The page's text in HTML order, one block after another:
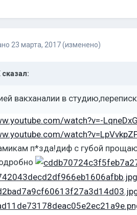
23 марта, 2017 (изменено)
сказал:
вакханалии в
watch?v=-
п*зда!диф с губой